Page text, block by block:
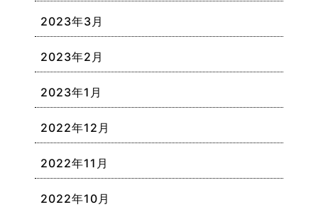
2023年3月
2023年2月
2023年1月
2022年12月
2022年11月
2022年10月